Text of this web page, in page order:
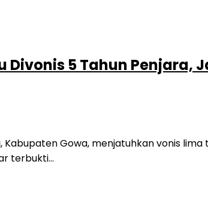
Divonis 5 Tahun Penjara,
Kabupaten Gowa, menjatuhkan vonis
terbukti…